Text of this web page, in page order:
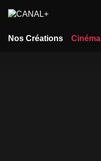
Nos Créations Cinéma